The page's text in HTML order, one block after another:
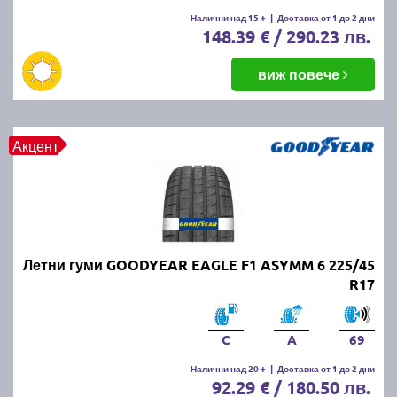
Летните гуми се считат за износени, когато
дълбочината на протектора падне под 1.6 мм.
Въпреки това, за по-добро сцепление и
безопасност се препоръчва смяната им при
дълбочина под 3 мм.
ПРОЧЕТИ ОЩЕ:Има ли закон за зимни гуми в
България?
Можем ли да шофираме със
зимни гуми през лятото?
Въпреки че е законно, не се препоръчва, защото
зимните гуми са направени от по-мека смес, която
се износва по-бързо при високи температури.
Освен това, те имат по-дълъг спирачен път и по-
слабо сцепление на суха и мокра настилка през
Налични над 15 + | Доставка от 1 до 2 дни
148.39 € / 290.23 лв.
виж повече
Акцент
Летни гуми GOODYEAR EAGLE F1 ASYMM 6 225/45
R17
C A 69
Налични над 20 + | Доставка от 1 до 2 дни
92.29 € / 180.50 лв.